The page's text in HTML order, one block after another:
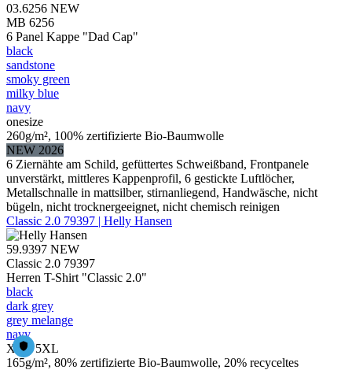
03.6256 NEW
MB 6256
6 Panel Kappe "Dad Cap"
black
sandstone
smoky green
milky blue
navy
onesize
260g/m², 100% zertifizierte Bio-Baumwolle
NEW 2026
6 Ziernähte am Schild, gefüttertes Schweißband, Frontpanele
unverstärkt, mittleres Kappenprofil, 6 gestickte Luftlöcher,
Metallschnalle in mattsilber, stirnanliegend, Handwäsche, nicht
bügeln, nicht trocknergeeignet, nicht chemisch reinigen
Classic 2.0 79397 | Helly Hansen
59.9397 NEW
Classic 2.0 79397
Herren T-Shirt "Classic 2.0"
black
dark grey
grey melange
navy
XS – 5XL
165g/m², 80% zertifizierte Bio-Baumwolle, 20% recyceltes